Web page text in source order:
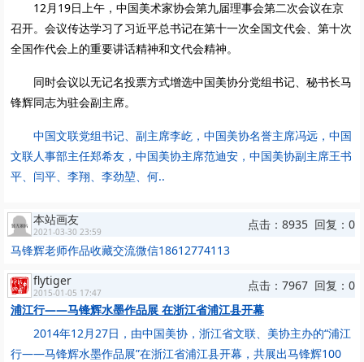
12月19日上午，中国美术家协会第九届理事会第二次会议在京
召开。会议传达学习了习近平总书记在第十一次全国文代会、第十次
全国作代会上的重要讲话精神和文代会精神。
同时会议以无记名投票方式增选中国美协分党组书记、秘书长马
锋辉同志为驻会副主席。
中国文联党组书记、副主席李屹，中国美协名誉主席冯远，中国
文联人事部主任郑希友，中国美协主席范迪安，中国美协副主席王书
平、闫平、李翔、李劲堃、何..
本站画友
2021-03-30 23:59
点击：8935 回复：0
马锋辉老师作品收藏交流微信18612774113
flytiger
2015-01-05 17:47
点击：7967 回复：0
浦江行——马锋辉水墨作品展 在浙江省浦江县开幕
2014年12月27日，由中国美协，浙江省文联、美协主办的“浦江
行——马锋辉水墨作品展”在浙江省浦江县开幕，共展出马锋辉100